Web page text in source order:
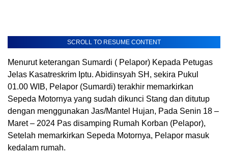
SCROLL TO RESUME CONTENT
Menurut keterangan Sumardi ( Pelapor) Kepada Petugas
Jelas Kasatreskrim Iptu. Abidinsyah SH, sekira Pukul
01.00 WIB, Pelapor (Sumardi) terakhir memarkirkan
Sepeda Motornya yang sudah dikunci Stang dan ditutup
dengan menggunakan Jas/Mantel Hujan, Pada Senin 18 –
Maret – 2024 Pas disamping Rumah Korban (Pelapor),
Setelah memarkirkan Sepeda Motornya, Pelapor masuk
kedalam rumah.